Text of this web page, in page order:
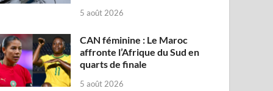
5 août 2026
CAN féminine : Le Maroc
affronte l’Afrique du Sud en
quarts de finale
5 août 2026